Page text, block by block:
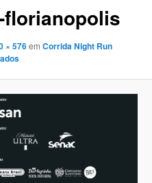
florianopolis
× 576emCorrida Night Run